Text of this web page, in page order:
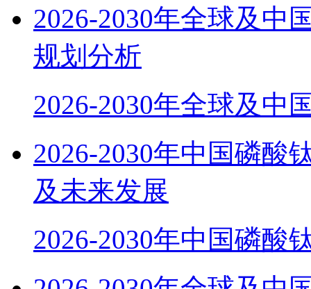
2026-2030年全球及中
规划分析
2026-2030年全球及中
2026-2030年中国磷酸
及未来发展
2026-2030年中国磷酸